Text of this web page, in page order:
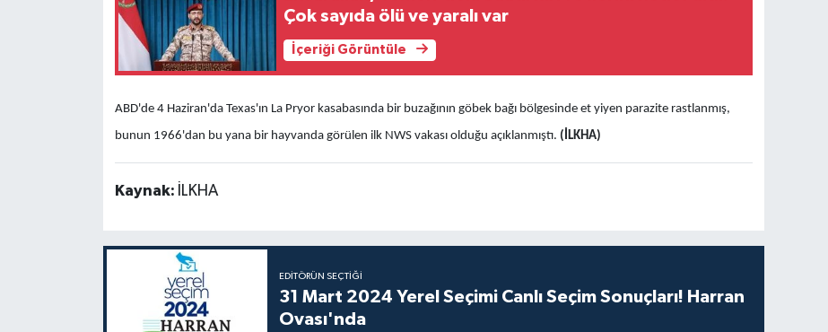
Çok sayıda ölü ve yaralı var
İçeriği Görüntüle
ABD'de 4 Haziran'da Texas'ın La Pryor kasabasında bir buzağının göbek bağı bölgesinde et yiyen parazite rastlanmış,
bunun 1966'dan bu yana bir hayvanda görülen ilk NWS vakası olduğu açıklanmıştı. (İLKHA)
Kaynak: İLKHA
EDITÖRÜN SEÇTIĞI
31 Mart 2024 Yerel Seçimi Canlı Seçim Sonuçları! Harran
Ovası'nda